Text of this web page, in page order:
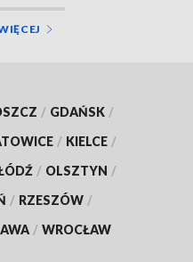
/ GDAŃSK /
/ KIELCE /
/ OLSZTYN /
/ RZESZÓW /
/ WROCŁAW